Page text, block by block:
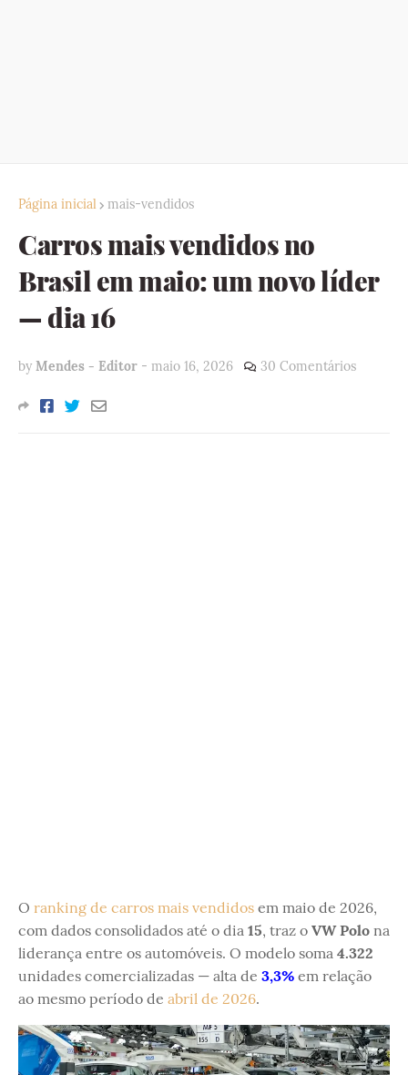
Página inicial mais-vendidos
Carros mais vendidos no
Brasil em maio: um novo líder
— dia 16
by Mendes - Editor - maio 16, 2026 30 Comentários
O ranking de carros mais vendidos em maio de 2026,
com dados consolidados até o dia 15, traz o VW Polo na
liderança entre os automóveis. O modelo soma 4.322
unidades comercializadas — alta de 3,3% em relação
ao mesmo período de abril de 2026.